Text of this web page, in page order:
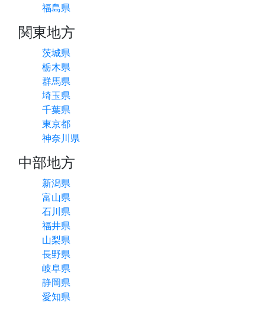
福島県
関東地方
茨城県
栃木県
群馬県
埼玉県
千葉県
東京都
神奈川県
中部地方
新潟県
富山県
石川県
福井県
山梨県
長野県
岐阜県
静岡県
愛知県